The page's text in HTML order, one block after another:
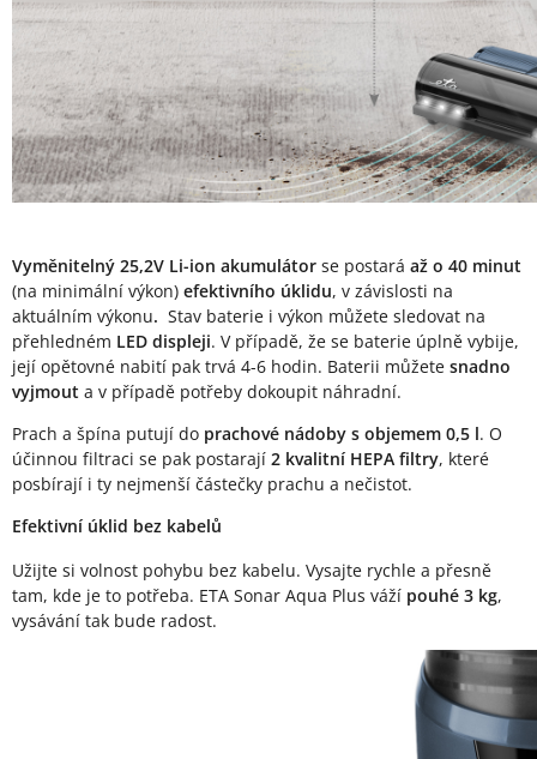
Vyměnitelný 25,2V Li-ion akumulátor se postará až o 40 minut
(na minimální výkon) efektivního úklidu, v závislosti na
aktuálním výkonu. Stav baterie i výkon můžete sledovat na
přehledném LED displeji. V případě, že se baterie úplně vybije,
její opětovné nabití pak trvá 4-6 hodin. Baterii můžete snadno
vyjmout a v případě potřeby dokoupit náhradní.
Prach a špína putují do prachové nádoby s objemem 0,5 l. O
účinnou filtraci se pak postarají 2 kvalitní HEPA filtry, které
posbírají i ty nejmenší částečky prachu a nečistot.
Efektivní úklid bez kabelů
Užijte si volnost pohybu bez kabelu. Vysajte rychle a přesně
tam, kde je to potřeba. ETA Sonar Aqua Plus váží pouhé 3 kg,
vysávání tak bude radost.